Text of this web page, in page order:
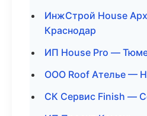
ИнжСтрой House
Краснодар
ИП House Pro —
ООО Roof Ателье —
СК Сервис Finish —